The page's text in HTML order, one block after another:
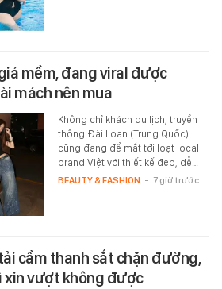
mềm, đang viral được
mách nên mua
Không chỉ khách du lịch, truyền
thông Đài Loan (Trung Quốc)
cũng đang để mắt tới loạt local
brand Việt với thiết kế đẹp, dễ…
BEAUTY & FASHION - 7 giờ trước
cầm thanh sắt chặn đường,
xin vượt không được